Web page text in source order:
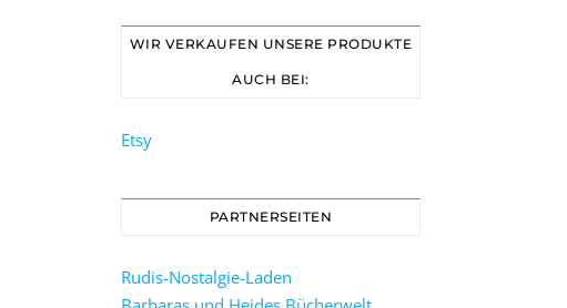
WIR VERKAUFEN UNSERE PRODUKTE
AUCH BEI:
Etsy
PARTNERSEITEN
Rudis-Nostalgie-Laden